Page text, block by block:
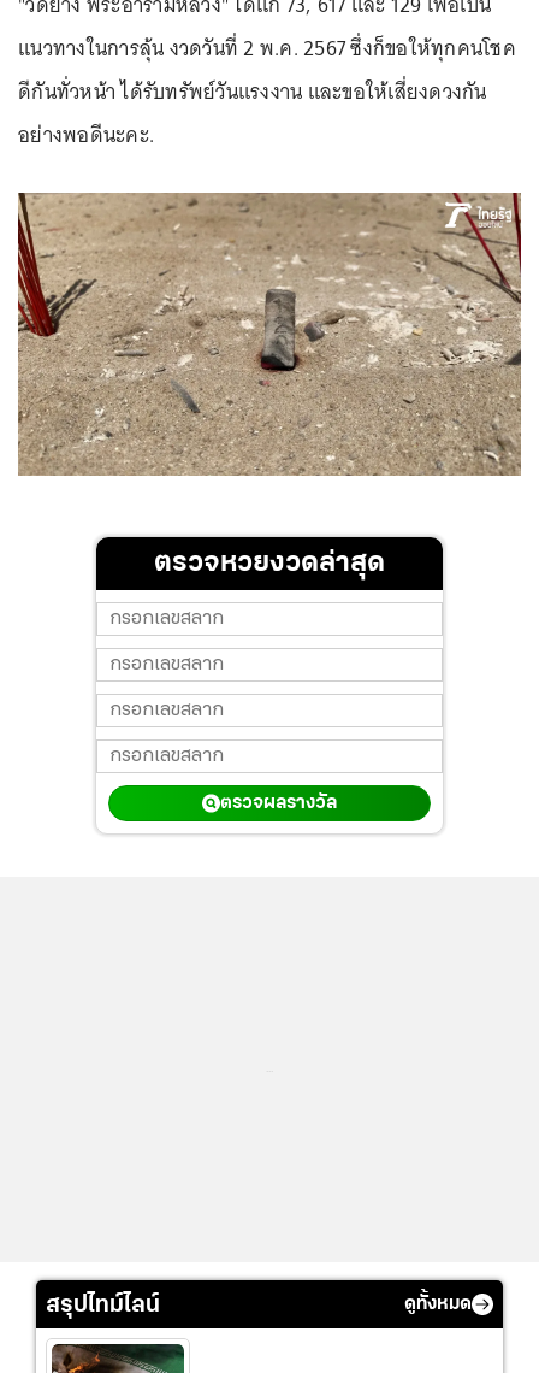
แนวทางในการลุ้น งวดวันที่ 2 พ.ค. 2567 ซึ่งก็ขอให้ทุกคนโชค
ดีกันทั่วหน้า ได้รับทรัพย์วันแรงงาน และขอให้เสี่ยงดวงกัน
อย่างพอดีนะคะ.
ตรวจหวยงวดล่าสุด
ตรวจผลรางวัล
สรุปไทม์ไลน์ ดูทั้งหมด